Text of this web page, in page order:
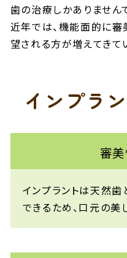
歯の治療しかありません
近年では、機能面的に審
望される方が増えてきて
インプラ
審
インプラントは天然
できるため、口元の美